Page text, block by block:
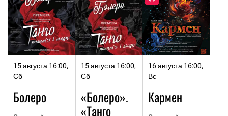
15 августа 16:00,
Сб
Болеро
15 августа 16:00,
Сб
«Болеро».
«Танго
16 августа 16:00,
Вс
Кармен